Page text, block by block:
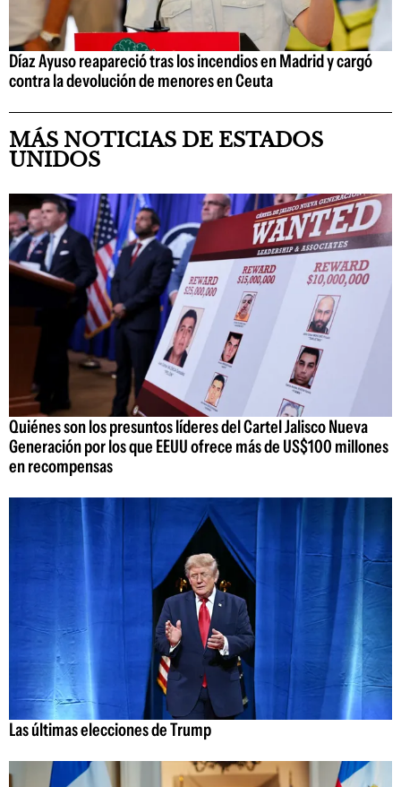
Díaz Ayuso reapareció tras los incendios en Madrid y cargó
contra la devolución de menores en Ceuta
MÁS NOTICIAS DE ESTADOS
UNIDOS
Quiénes son los presuntos líderes del Cartel Jalisco Nueva
Generación por los que EEUU ofrece más de US$100 millones
en recompensas
Las últimas elecciones de Trump